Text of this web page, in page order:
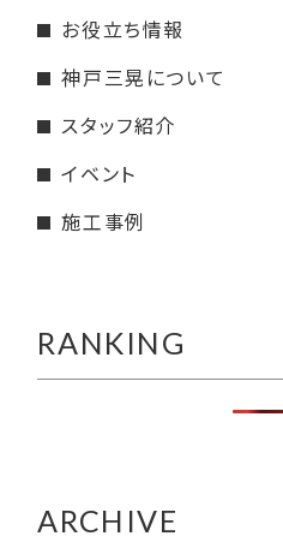
お役立ち情報
神戸三晃について
スタッフ紹介
イベント
施工事例
RANKING
ARCHIVE